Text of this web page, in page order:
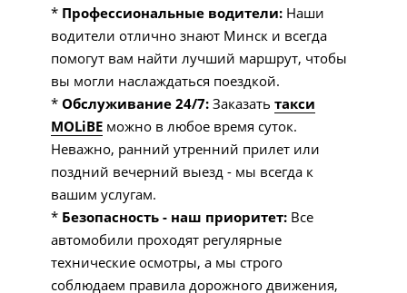
* Профессиональные водители: Наши
водители отлично знают Минск и всегда
помогут вам найти лучший маршрут, чтобы
вы могли наслаждаться поездкой.
* Обслуживание 24/7: Заказать такси
MOLiBE можно в любое время суток.
Неважно, ранний утренний прилет или
поздний вечерний выезд - мы всегда к
вашим услугам.
* Безопасность - наш приоритет: Все
автомобили проходят регулярные
технические осмотры, а мы строго
соблюдаем правила дорожного движения,